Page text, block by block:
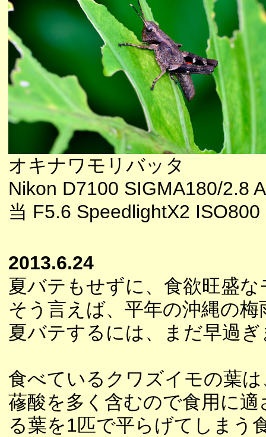
オキナワモリバッタ
Nikon D7100 SIGMA180/2.8
当 F5.6 SpeedlightX2 ISO800
2013.6.24
夏バテもせずに、食欲旺盛
そう言えば、平年の沖縄の
夏バテするには、まだ早過
食べているクワズイモの葉
蓚酸を多く含むので食用に
る葉を1匹で平らげてしまう